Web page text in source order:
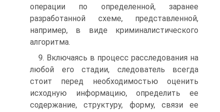
операции по определенной, заранее
разработанной схеме, представленной,
например, в виде криминалистического
алгоритма.
9. Включаясь в процесс расследования на
любой его стадии, следователь всегда
стоит перед необходимостью оценить
исходную информацию, определить ее
содержание, структуру, форму, связи ее